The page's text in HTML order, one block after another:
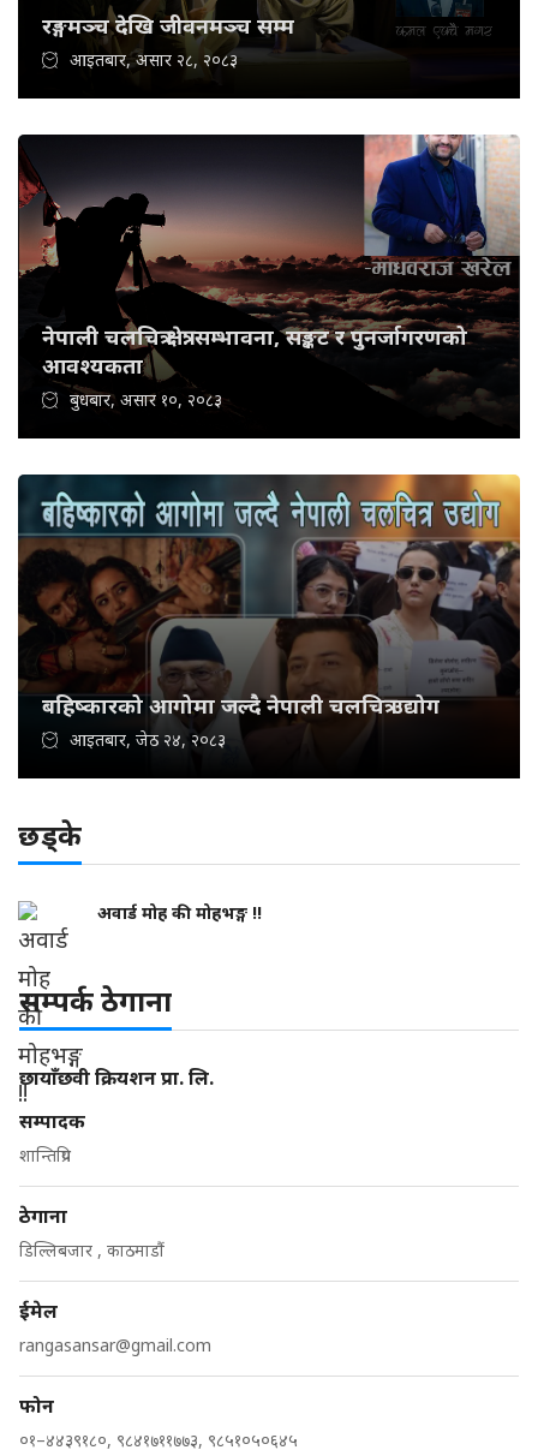
रङ्गमञ्च देखि जीवनमञ्च सम्म
आइतबार, असार २८, २०८३
नेपाली चलचित्र क्षेत्र: सम्भावना, सङ्कट र पुनर्जागरणको
आवश्यकता
बुधबार, असार १०, २०८३
बहिष्कारको आगोमा जल्दै नेपाली चलचित्र उद्योग
आइतबार, जेठ २४, २०८३
छड्के
अवार्ड मोह की मोहभङ्ग !!
सम्पर्क ठेगाना
छायाँछवी क्रियशन प्रा. लि.
सम्पादक
शान्तिप्रिय
ठेगाना
डिल्लिबजार , काठमाडौं
ईमेल
rangasansar@gmail.com
फोन
०१–४४३९१८०, ९८४१७११७७३, ९८५१०५०६४५